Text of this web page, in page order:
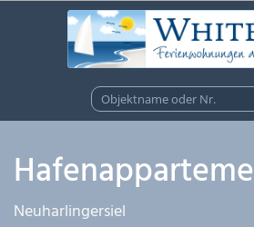
Neuharlingersiel